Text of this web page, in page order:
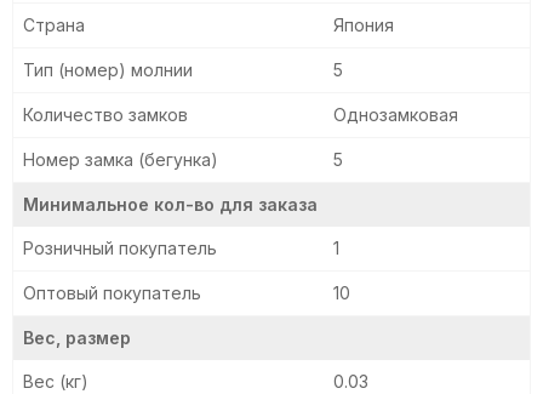
Страна Япония
Тип (номер) молнии 5
Количество замков Однозамковая
Номер замка (бегунка) 5
Минимальное кол-во для заказа
Розничный покупатель 1
Оптовый покупатель 10
Вес, размер
Вес (кг) 0.03